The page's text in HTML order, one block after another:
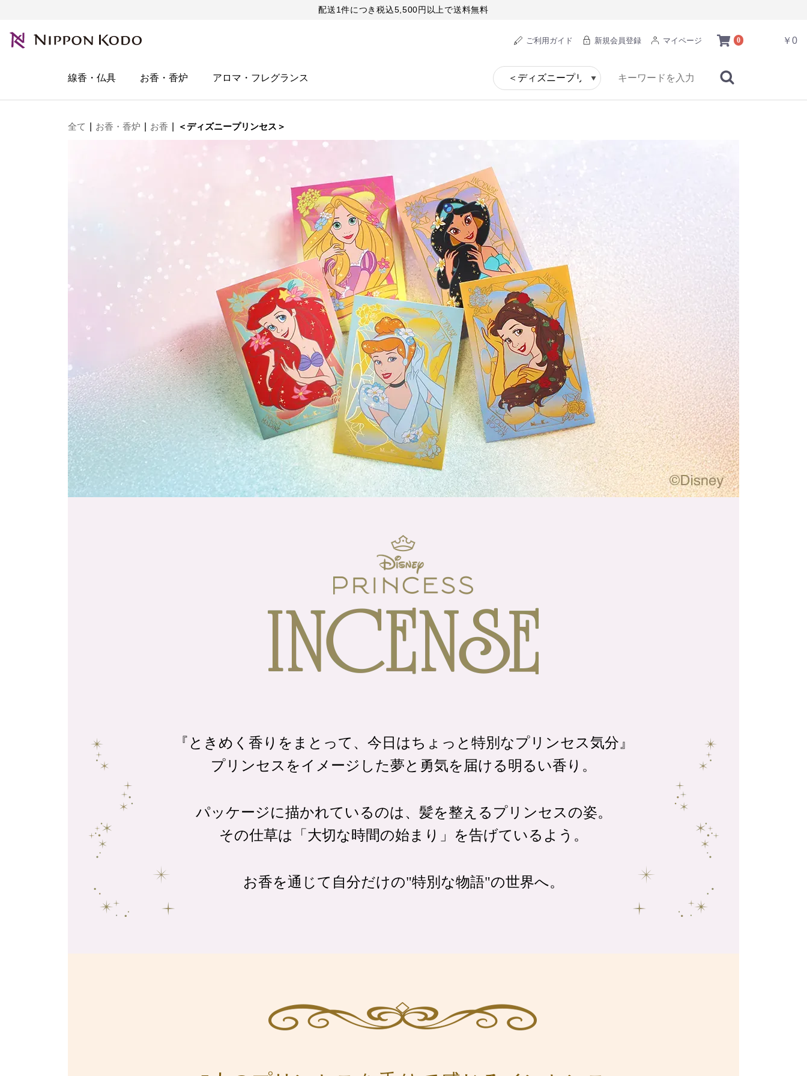
配送1件につき税込5,500円以上で送料無料
0 ￥0
ご利用ガイド 新規会員登録 マイページ
線香・仏具 お香・香炉 アロマ・フレグランス
全て お香・香炉 お香 ＜ディズニープリンセス＞
『ときめく香りをまとって、 今日はちょっと特別なプリンセス気分』
プリンセスをイメージした夢と勇気を 届ける明るい香り。
パッケージに描かれているのは、 髪を整えるプリンセスの姿。
その仕草は「大切な時間の始まり」を告げているよう。
お香を通じて自分だけの"特別な物語"の世界へ。